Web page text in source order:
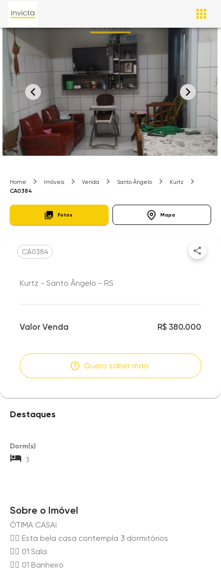
Home Imóveis Venda Santo Ângelo
Kurtz
CA0384
Fotos Mapa
CA0384
Kurtz - Santo Ângelo - RS
Valor Venda R$ 380.000
Quero saber mais
Destaques
Dorm(s)
3
Sobre o Imóvel
ÓTIMA CASA!
👉🏻 Esta bela casa contempla 3 dormitórios
👉🏻 01 Sala
👉🏻 01 Banheiro